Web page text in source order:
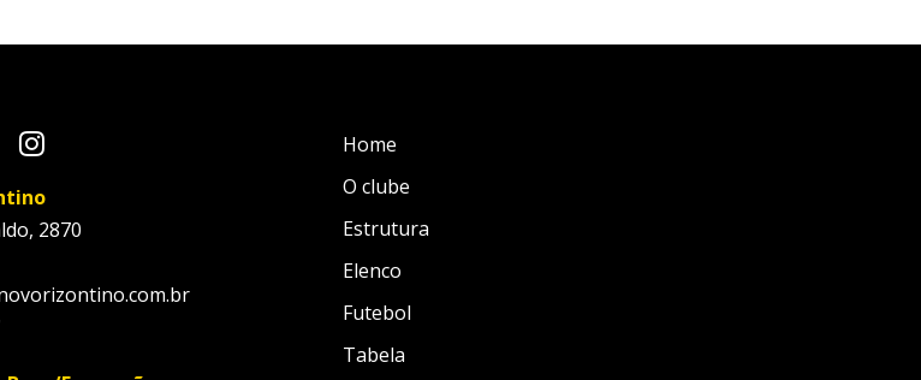
2870
Home
O clube
Estrutura
Elenco
Futebol
Tabela